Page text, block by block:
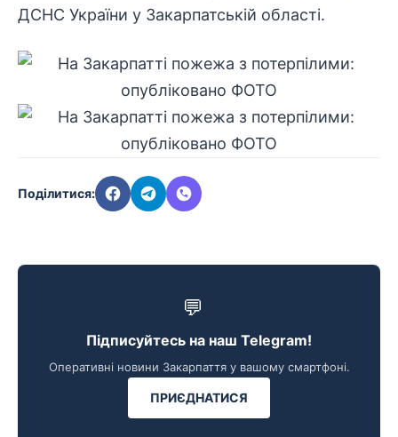
ДСНС України у Закарпатській області.
Поділитися:
💬
Підписуйтесь на наш Telegram!
Оперативні новини Закарпаття у вашому смартфоні.
ПРИЄДНАТИСЯ